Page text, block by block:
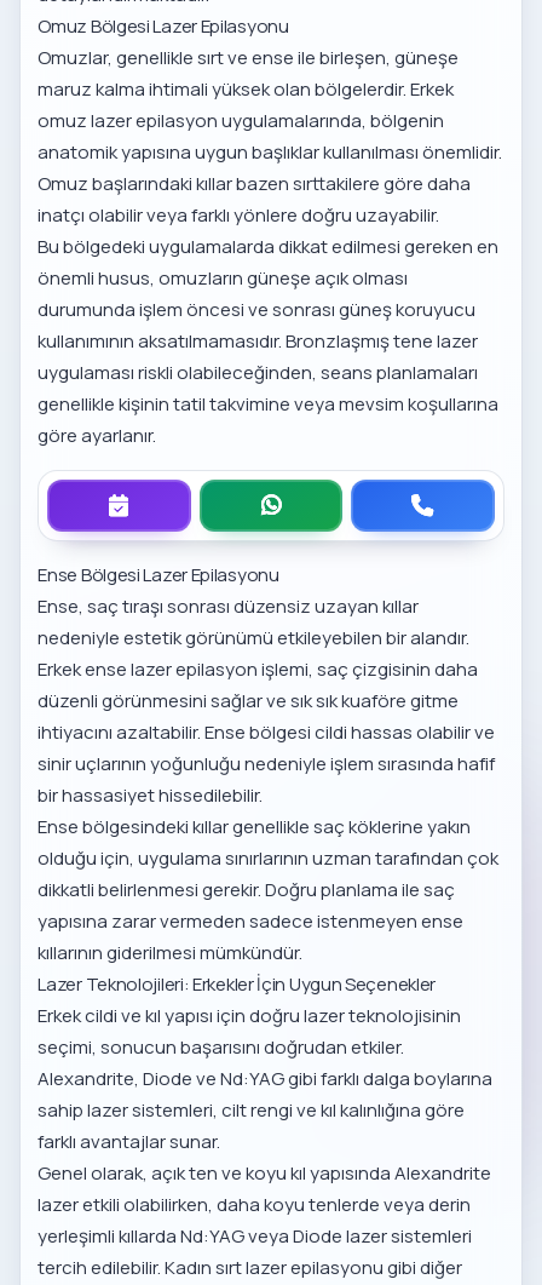
Omuz Bölgesi Lazer Epilasyonu
Omuzlar, genellikle sırt ve ense ile birleşen, güneşe
maruz kalma ihtimali yüksek olan bölgelerdir.Erkek
omuz lazer epilasyonuygulamalarında, bölgenin
anatomik yapısına uygun başlıklar kullanılması önemlidir.
Omuz başlarındaki kıllar bazen sırttakilere göre daha
inatçı olabilir veya farklı yönlere doğru uzayabilir.
Bu bölgedeki uygulamalarda dikkat edilmesi gereken en
önemli husus, omuzların güneşe açık olması
durumunda işlem öncesi ve sonrası güneş koruyucu
kullanımının aksatılmamasıdır. Bronzlaşmış tene lazer
uygulaması riskli olabileceğinden, seans planlamaları
genellikle kişinin tatil takvimine veya mevsim koşullarına
göre ayarlanır.
Ense Bölgesi Lazer Epilasyonu
Ense, saç tıraşı sonrası düzensiz uzayan kıllar
nedeniyle estetik görünümü etkileyebilen bir alandır.
Erkek ense lazer epilasyonişlemi, saç çizgisinin daha
düzenli görünmesini sağlar ve sık sık kuaföre gitme
ihtiyacını azaltabilir. Ense bölgesi cildi hassas olabilir ve
sinir uçlarının yoğunluğu nedeniyle işlem sırasında hafif
bir hassasiyet hissedilebilir.
Ense bölgesindeki kıllar genellikle saç köklerine yakın
olduğu için, uygulama sınırlarının uzman tarafından çok
dikkatli belirlenmesi gerekir. Doğru planlama ile saç
yapısına zarar vermeden sadece istenmeyen ense
kıllarının giderilmesi mümkündür.
Lazer Teknolojileri: Erkekler İçin Uygun Seçenekler
Erkek cildi ve kıl yapısı için doğru lazer teknolojisinin
seçimi, sonucun başarısını doğrudan etkiler.
Alexandrite, Diode ve Nd:YAG gibi farklı dalga boylarına
sahip lazer sistemleri, cilt rengi ve kıl kalınlığına göre
farklı avantajlar sunar.
Genel olarak, açık ten ve koyu kıl yapısında Alexandrite
lazer etkili olabilirken, daha koyu tenlerde veya derin
yerleşimli kıllarda Nd:YAG veya Diode lazer sistemleri
tercih edilebilir.Kadın sırt lazer epilasyonugibi diğer